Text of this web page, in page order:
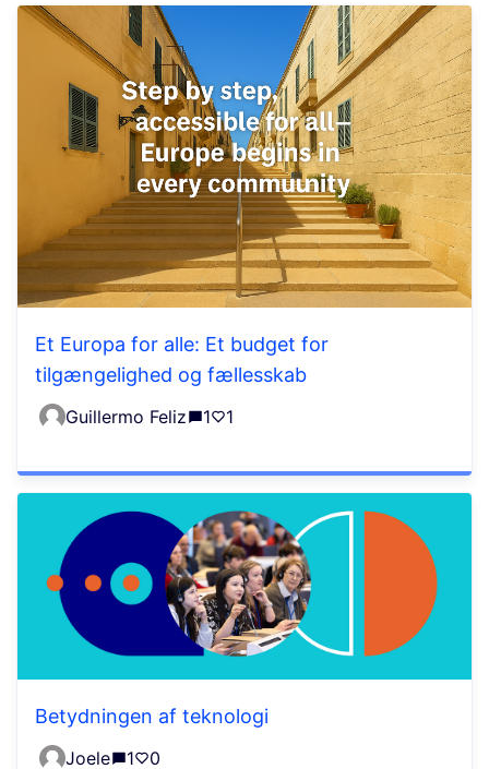
Et Europa for alle: Et budget for
tilgængelighed og fællesskab
Guillermo Feliz 1 1
Betydningen af teknologi
Joele 1 0